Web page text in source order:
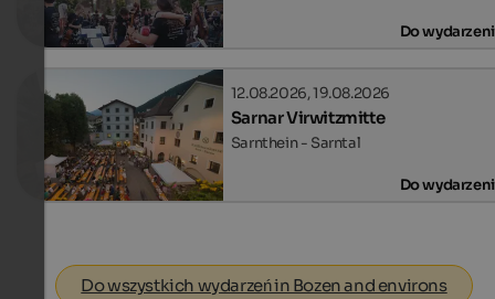
Do
12.08.2026, 19.08.2026
Sarnar Virwitzmitte
Sarnthein - Sarntal
Do
Do wszystkich wydarzeń in Bozen and environs